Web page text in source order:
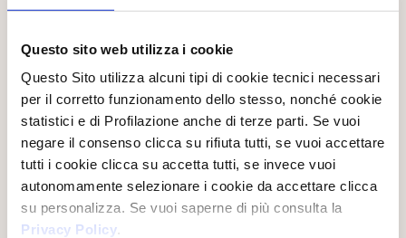
Questo sito web utilizza i cookie
Questo Sito utilizza alcuni tipi di cookie tecnici necessari
per il corretto funzionamento dello stesso, nonché cookie
statistici e di Profilazione anche di terze parti. Se vuoi
negare il consenso clicca su rifiuta tutti, se vuoi accettare
tutti i cookie clicca su accetta tutti, se invece vuoi
autonomamente selezionare i cookie da accettare clicca
su personalizza. Se vuoi saperne di più consulta la
Privacy Policy.
HAMMAM
Arganöl, einer kostbaren Zutat,
die seit Tausenden von Jahren
für ihre nährenden und
FIORE DEL DRAGONE
Das Dragon-Flower-Cremebad,
angereichert mit Pitaya-Extrakt
und antioxidativen